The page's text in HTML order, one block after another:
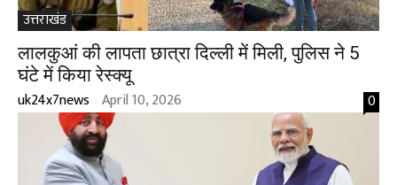
उत्तराखंड
लालकुआं की लापता छात्रा दिल्ली में मिली, पुलिस ने 5
घंटे में किया रेस्क्यू
uk24x7news - April 10, 2026 0